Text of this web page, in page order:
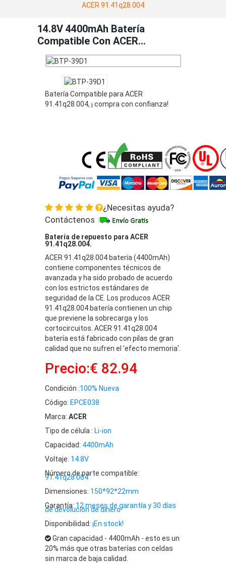
ACER 91.41q28.004
14.8V 4400mAh Batería
Compatible Con ACER
91.41q28.004
Batería Compatible para ACER
91.41q28.004, ¡ compra con confianza!
¿Necesitas ayuda?
Contáctenos
Batería de repuesto para ACER
91.41q28.004.
ACER 91.41q28.004 batería (4400mAh)
contiene componentes técnicos de
avanzada y ha sido probado de acuerdo
con los estrictos estándares de
seguridad de la CE. Los producos ACER
91.41q28.004 batería contienen un chip
que previene la sobrecarga y los
cortocircuitos. ACER 91.41q28.004
batería está fabricado con pilas de gran
calidad que no sufren el 'efecto memoria'.
Precio:€ 82.94
Condición :100% Nueva
Código: EPCE038
Marca: ACER
Tipo de célula : Li-ion
Capacidad: 4400mAh
Voltaje: 14.8V
Número de parte compatible:
91.41q28.004
Dimensiones: 150*92*22mm
Garantía: 12 meses de garantía y 30 días
de devolución de dinero
Disponibilidad: ¡En stock!
Gran capacidad - 4400mAh - esto es un
20% más que otras baterías con celdas
sin marca de baja calidad.